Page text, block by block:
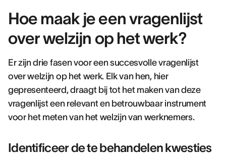
Hoe maak je een vragenlijst
over welzijn op het werk?
Er zijn drie fasen voor een succesvolle vragenlijst
over welzijn op het werk. Elk van hen, hier
gepresenteerd, draagt bij tot het maken van deze
vragenlijst een relevant en betrouwbaar instrument
voor het meten van het welzijn van werknemers.
Identificeer de te behandelen kwesties